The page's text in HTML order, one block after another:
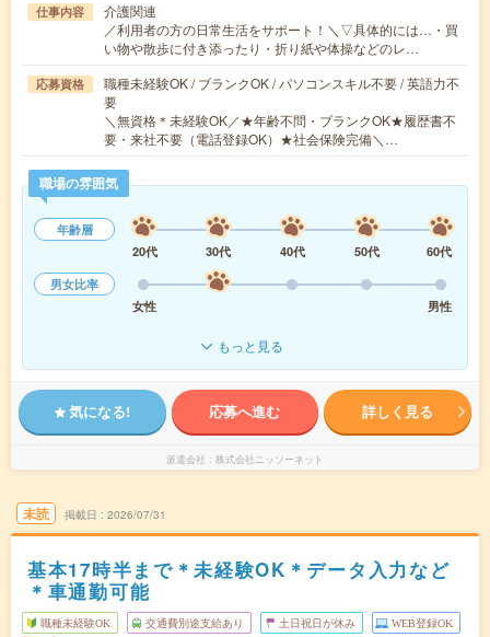
仕事内容
介護関連
／利用者の方の日常生活をサポート！＼▽具体的には…・買
い物や散歩に付き添ったり・折り紙や体操などのレ…
応募資格
職種未経験OK / ブランクOK / パソコンスキル不要 / 英語力不
要
＼無資格＊未経験OK／★年齢不問・ブランクOK★履歴書不
要・来社不要（電話登録OK）★社会保険完備＼…
職場の雰囲気
年齢層
20代
30代 40代 50代
60代
男女比率
女性
男性
もっと見る
気になる! 応募へ進む 詳しく見る
派遣会社 株式会社ニッソーネット
未読 掲載日 2026/07/31
基本17時半まで＊未経験OK＊データ入力など
＊車通勤可能
職種未経験OK 交通費別途支給あり 土日祝日が休み WEB登録OK